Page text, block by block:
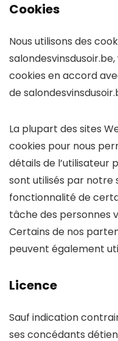
Cookies
Nous utilisons des
cookies en accord
de
La plupart des sites
cookies pour nous
détails de l’utilisateur
sont utilisés par notre
fonctionnalité de
tâche des personnes
Certains de nos
peuvent également
Licence
Sauf indication
ses concédants